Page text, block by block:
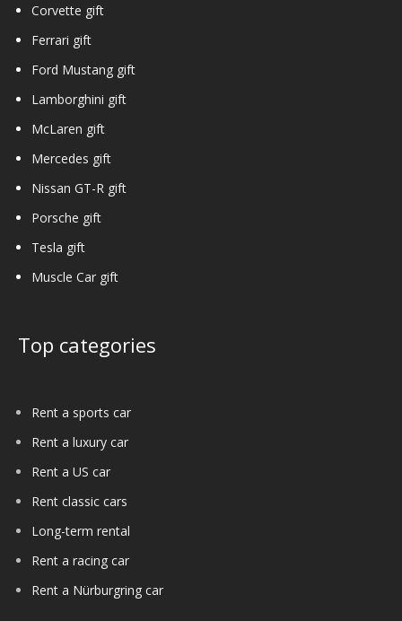
Corvette gift
Ferrari gift
Ford Mustang gift
Lamborghini gift
McLaren gift
Mercedes gift
Nissan GT-R gift
Porsche gift
Tesla gift
Muscle Car gift
Top categories
Rent a sports car
Rent a luxury car
Rent a US car
Rent classic cars
Long-term rental
Rent a racing car
Rent a Nürburgring car